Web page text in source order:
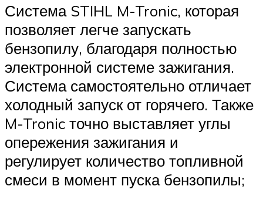
Система STIHL M-Tronic, которая
позволяет легче запускать
бензопилу, благодаря полностью
электронной системе зажигания.
Система самостоятельно отличает
холодный запуск от горячего. Также
M-Tronic точно выставляет углы
опережения зажигания и
регулирует количество топливной
смеси в момент пуска бензопилы;